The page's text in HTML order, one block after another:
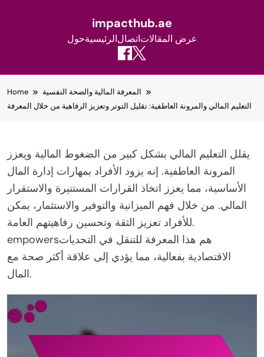
impacthub.ae
حولالرئيسيةاتصالعرض المقالات
to
content
Home
المعرفة المالية والصحة النفسية
التعليم المالي والمرونة العاطفية: تقليل التوتر وتعزيز الرفاهية من خلال المعرفة
يقلل التعليم المالي بشكل كبير من الضغوط المالية ويعزز
المرونة العاطفية. إنه يزود الأفراد بمهارات إدارة المال
الأساسية، مما يعزز اتخاذ القرارات المستنيرة والاستقرار
المالي. من خلال فهم الميزانية والتوفير والاستثمار، يمكن
للأفراد تعزيز الثقة وتحسين رفاهيتهم العامة.
empowersهم هذا المعرفة للتنقل في التحديات
الاقتصادية بفعالية، مما يؤدي إلى علاقة أكثر صحة مع
المال.